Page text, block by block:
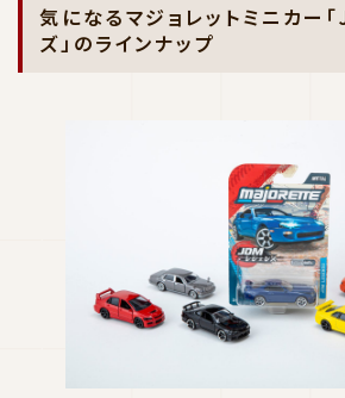
気になるマジョレットミニカー
ズ」のラインナップ